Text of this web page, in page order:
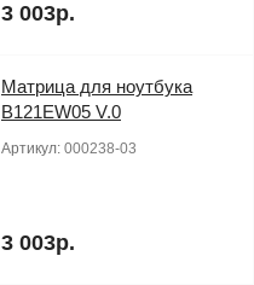
3 003р.
Матрица для ноутбука
B121EW05 V.0
Артикул: 000238-03
3 003р.